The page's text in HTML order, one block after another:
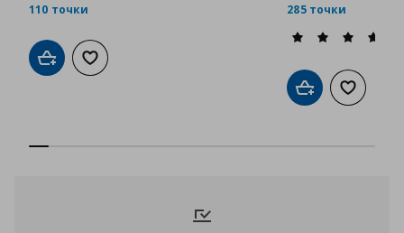
110 точки
Добави в кошницата
Добави към списъка с любими
285 точки
Добави вДобави